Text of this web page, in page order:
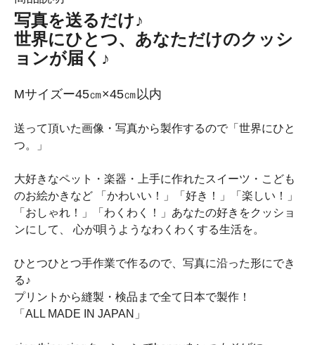
写真を送るだけ♪
世界にひとつ、あなただけのクッシ
ョンが届く♪
Mサイズー45㎝×45㎝以内
送って頂いた画像・写真から製作するので「世界にひと
つ。」
大好きなペット・楽器・上手に作れたスイーツ・こども
のお絵かきなど 「かわいい！」「好き！」「楽しい！」
「おしゃれ！」「わくわく！」あなたの好きをクッショ
ンにして、 心が唄うようなわくわくする生活を。
ひとつひとつ手作業で作るので、写真に沿った形にでき
る♪
プリントから縫製・検品まで全て日本で製作！
「ALL MADE IN JAPAN」